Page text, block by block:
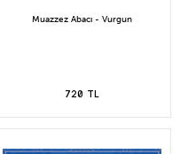
Muazzez Abacı - Vurgun
720 TL